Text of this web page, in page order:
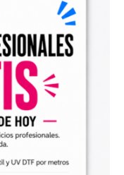
y producirlo con tu
UV DTF
para UV DTF
termos, cajas,
superficies rígidas
opciones a tu